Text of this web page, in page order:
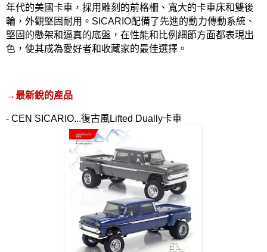
年代的美國卡車，採用雕刻的前格柵、寬大的卡車床和雙後
輪，外觀堅固耐用。 SICARIO配備了先進的動力傳動系統、
堅固的懸架和逼真的底盤，在性能和比例細節方面都表現出
色，使其成為愛好者和收藏家的最佳選擇。
→ 最新銳的產品
- CEN SICARIO...復古風Lifted Dually卡車